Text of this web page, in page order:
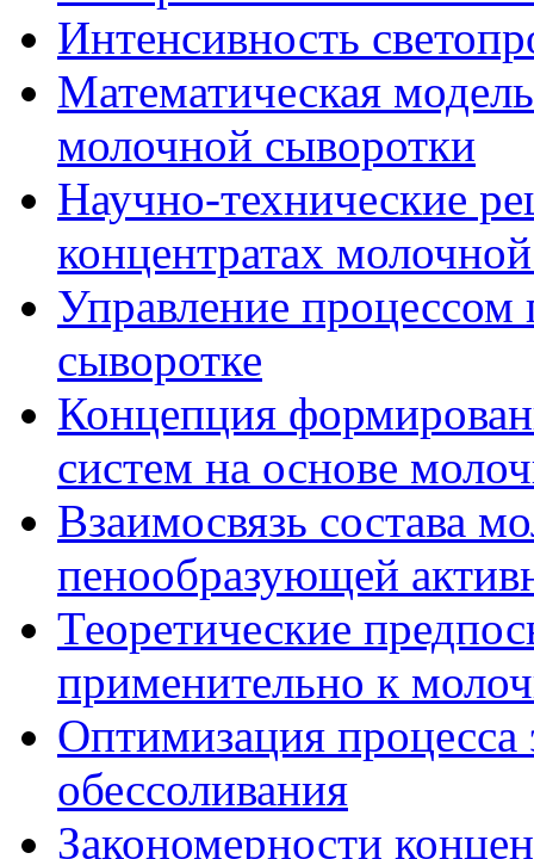
Интенсивность
Математическая
молочной сыворотки
Научно-технические
концентратах
Управление процессом
сыворотке
Концепция
систем на основе
Взаимосвязь состава
пенообразующей
Теоретические
применительно к
Оптимизация процесса
обессоливания
Закономерности